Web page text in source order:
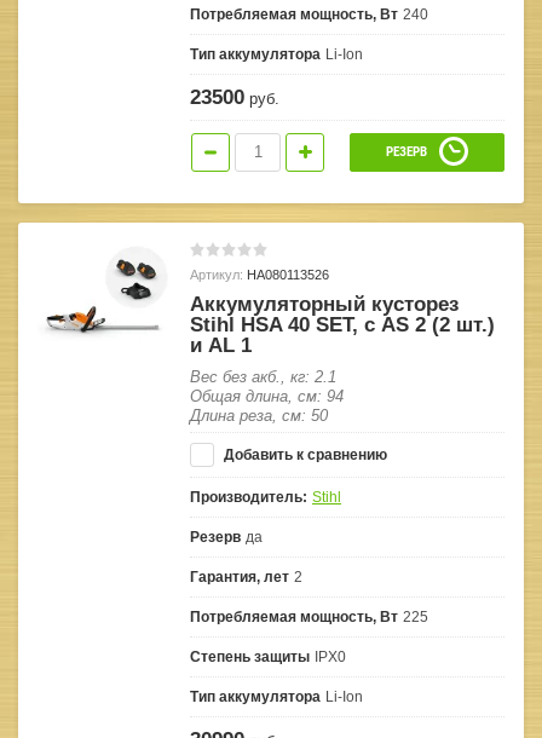
Потребляемая мощность, Вт 240
Тип аккумулятора Li-Ion
23500 руб.
РЕЗЕРВ
Артикул: HA080113526
Аккумуляторный кусторез
Stihl HSA 40 SET, с AS 2 (2 шт.)
и AL 1
Вес без акб., кг: 2.1
Общая длина, см: 94
Длина реза, см: 50
Добавить к сравнению
Производитель: Stihl
Резерв да
Гарантия, лет 2
Потребляемая мощность, Вт 225
Степень защиты IPX0
Тип аккумулятора Li-Ion